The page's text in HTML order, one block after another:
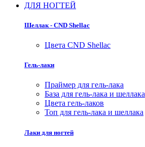
ДЛЯ НОГТЕЙ
Шеллак - CND Shellac
Цвета CND Shellac
Гель-лаки
Праймер для гель-лака
База для гель-лака и шеллака
Цвета гель-лаков
Топ для гель-лака и шеллака
Лаки для ногтей